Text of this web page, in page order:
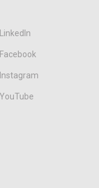
LinkedIn
Facebook
Instagram
YouTube